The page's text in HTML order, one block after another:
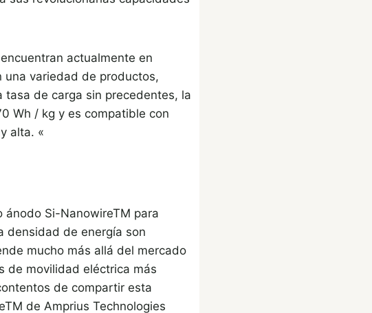
actualmente en
variedad de productos,
de carga sin precedentes, la
Wh / kg y es compatible con
alta. «
Si-NanowireTM para
densidad de energía son
mucho más allá del mercado
de movilidad eléctrica más
de compartir esta
de Amprius Technologies